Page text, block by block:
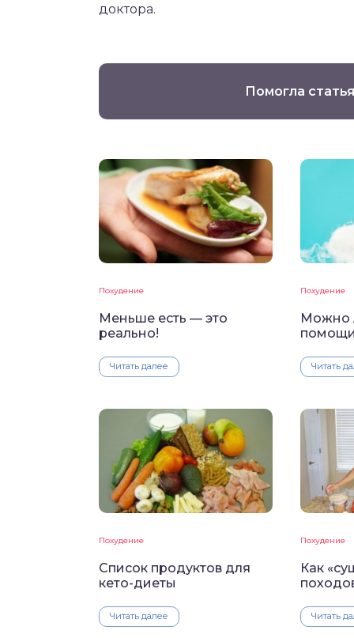
доктора.
Помогла
Похудение
Меньше есть — это
реально!
Читать далее
Похудение
Можно
Читать
Похудение
Список продуктов для
кето-диеты
Читать далее
Похудение
Как
Читать